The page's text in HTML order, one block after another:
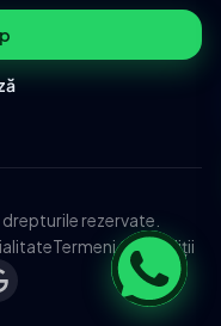
rezervate.
Termeni și Condiții